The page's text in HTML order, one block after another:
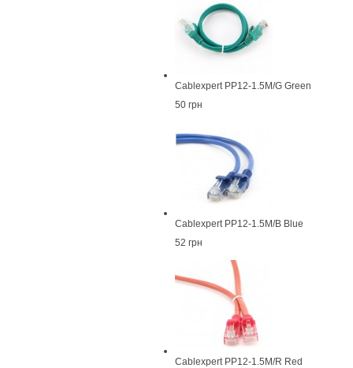
Cablexpert PP12-1.5M/G Green
50 грн
Cablexpert PP12-1.5M/B Blue
52 грн
Cablexpert PP12-1.5M/R Red